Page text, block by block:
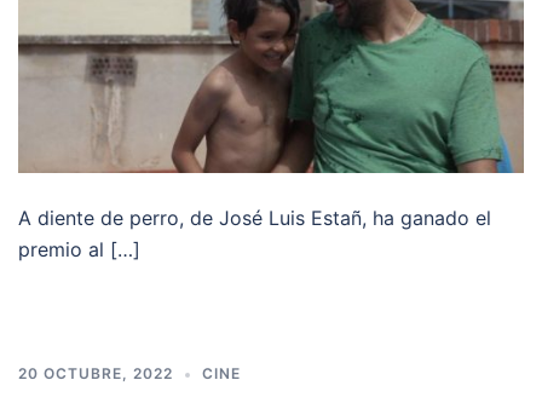
A diente de perro, de José Luis Estañ, ha ganado el
premio al […]
20 OCTUBRE, 2022 CINE